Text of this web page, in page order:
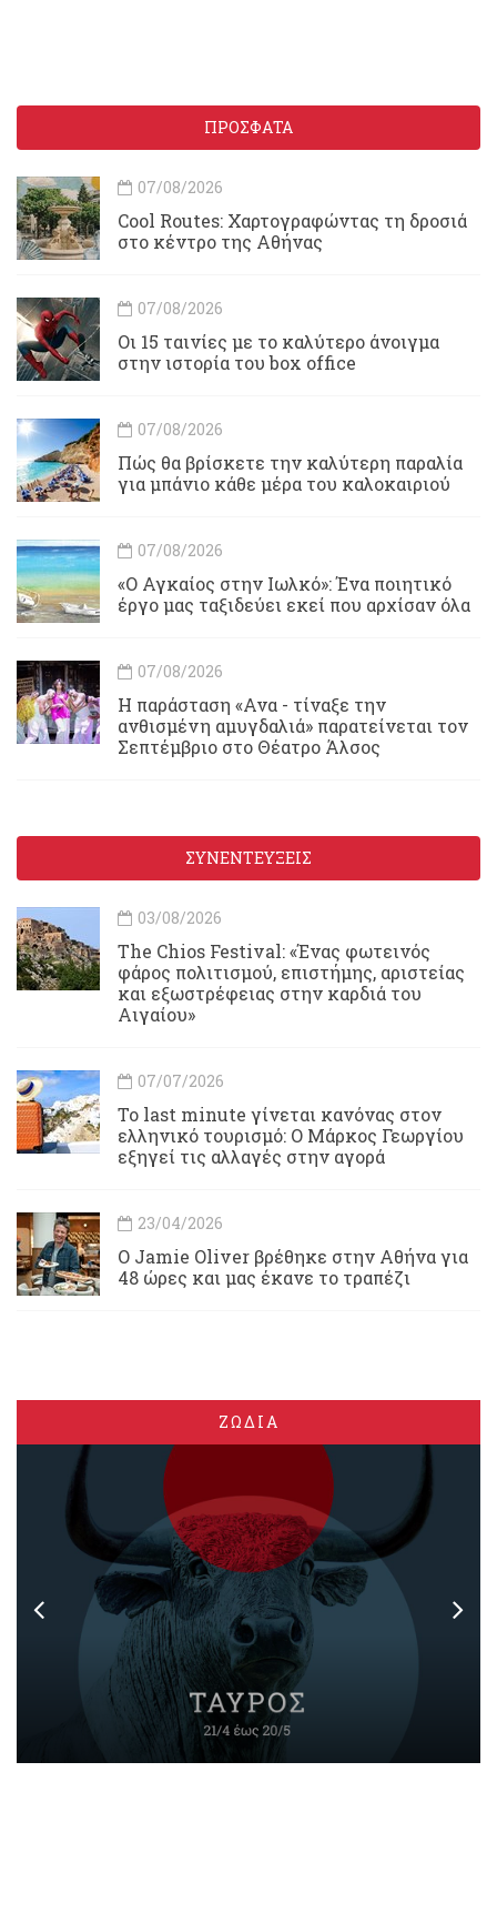
ΠΡΟΣΦΑΤΑ
07/08/2026
Cool Routes: Χαρτογραφώντας τη δροσιά
στο κέντρο της Αθήνας
07/08/2026
Οι 15 ταινίες με το καλύτερο άνοιγμα
στην ιστορία του box office
07/08/2026
Πώς θα βρίσκετε την καλύτερη παραλία
για μπάνιο κάθε μέρα του καλοκαιριού
07/08/2026
«Ο Αγκαίος στην Ιωλκό»: Ένα ποιητικό
έργο μας ταξιδεύει εκεί που αρχίσαν όλα
07/08/2026
Η παράσταση «Ανα - τίναξε την
ανθισμένη αμυγδαλιά» παρατείνεται τον
Σεπτέμβριο στο Θέατρο Άλσος
ΣΥΝΕΝΤΕΥΞΕΙΣ
03/08/2026
Τhe Chios Festival: «Ένας φωτεινός
φάρος πολιτισμού, επιστήμης, αριστείας
και εξωστρέφειας στην καρδιά του
Αιγαίου»
07/07/2026
Το last minute γίνεται κανόνας στον
ελληνικό τουρισμό: Ο Μάρκος Γεωργίου
εξηγεί τις αλλαγές στην αγορά
23/04/2026
Ο Jamie Oliver βρέθηκε στην Αθήνα για
48 ώρες και μας έκανε το τραπέζι
ΖΩΔΙΑ